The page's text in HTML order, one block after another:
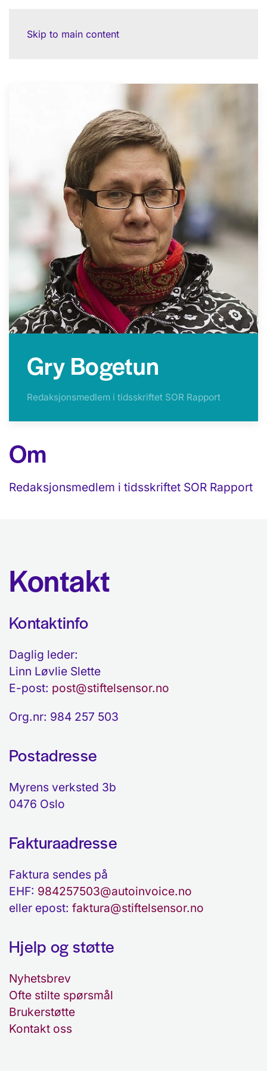
Skip to main content
Gry Bogetun
Redaksjonsmedlem i tidsskriftet SOR Rapport
Om
Redaksjonsmedlem i tidsskriftet SOR Rapport
Kontakt
Kontaktinfo
Daglig leder:
Linn Løvlie Slette
E-post: post@stiftelsensor.no
Org.nr: 984 257 503
Postadresse
Myrens verksted 3b
0476 Oslo
Fakturaadresse
Faktura sendes på
EHF: 984257503@autoinvoice.no
eller epost: faktura@stiftelsensor.no
Hjelp og støtte
Nyhetsbrev
Ofte stilte spørsmål
Brukerstøtte
Kontakt oss